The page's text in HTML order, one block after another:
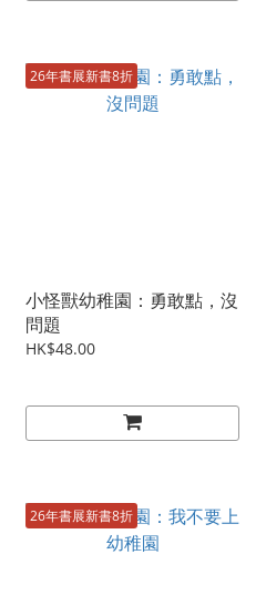
26年書展新書8折
小怪獸幼稚園：勇敢點，沒
問題
HK$48.00
26年書展新書8折